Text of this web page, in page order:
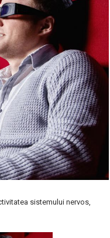
sistemului nervos,